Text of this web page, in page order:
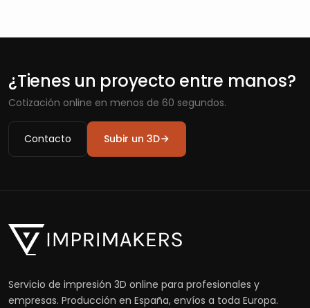
¿Tienes un proyecto entre manos?
Cotización online en menos de 60 segundos.
Contacto Subir un 3D
Servicio de impresión 3D online para profesionales y
empresas. Producción en España, envíos a toda Europa.